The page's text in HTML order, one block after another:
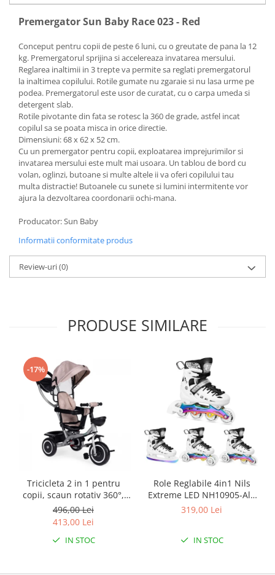
Premergator Sun Baby Race 023 - Red
Conceput pentru copii de peste 6 luni, cu o greutate de pana la 12
kg. Premergatorul sprijina si accelereaza invatarea mersului.
Reglarea inaltimii in 3 trepte va permite sa reglati premergatorul
la inaltimea copilului. Rotile gumate nu zgaraie si nu lasa urme pe
podea. Premergatorul este usor de curatat, cu o carpa umeda si
detergent slab.
Rotile pivotante din fata se rotesc la 360 de grade, astfel incat
copilul sa se poata misca in orice directie.
Dimensiuni: 68 x 62 x 52 cm.
Cu un premergator pentru copii, exploatarea imprejurimilor si
invatarea mersului este mult mai usoara. Un tablou de bord cu
volan, oglinzi, butoane si multe altele ii va oferi copilului tau
multa distractie! Butoanele cu sunete si lumini intermitente vor
ajura la dezvoltarea coordonarii ochi-mana.
Producator: Sun Baby
Informatii conformitate produs
Review-uri(0)
PRODUSE SIMILARE
-17%
Tricicleta 2 in 1 pentru
copii, scaun rotativ 360°,
roti din spuma EVA, Ecotoys
WQL-066-52
496,00 Lei
413,00 Lei
IN STOC
Role Reglabile 4in1 Nils
Extreme LED NH10905-Alb
curcubeu
319,00 Lei
IN STOC